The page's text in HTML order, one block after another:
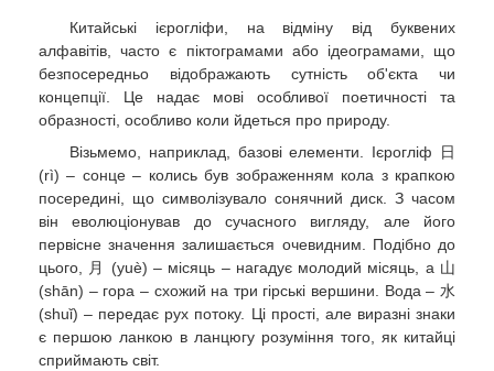
Китайські ієрогліфи, на відміну від буквених
алфавітів, часто є піктограмами або ідеограмами, що
безпосередньо відображають сутність об'єкта чи
концепції. Це надає мові особливої поетичності та
образності, особливо коли йдеться про природу.
Візьмемо, наприклад, базові елементи. Ієрогліф 日
(rì) – сонце – колись був зображенням кола з крапкою
посередині, що символізувало сонячний диск. З часом
він еволюціонував до сучасного вигляду, але його
первісне значення залишається очевидним. Подібно до
цього, 月 (yuè) – місяць – нагадує молодий місяць, а 山
(shān) – гора – схожий на три гірські вершини. Вода – 水
(shuǐ) – передає рух потоку. Ці прості, але виразні знаки
є першою ланкою в ланцюгу розуміння того, як китайці
сприймають світ.